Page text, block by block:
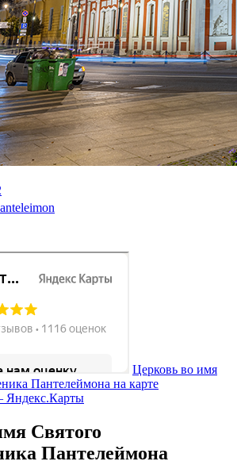
Церковь во имя
Пантелеймона на карте
Яндекс.Карты
Святого
Пантелеймона